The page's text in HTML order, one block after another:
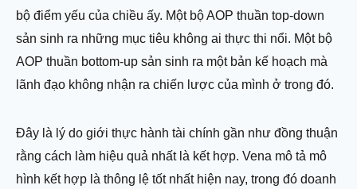
bộ điểm yếu của chiều ấy. Một bộ AOP thuần top-down
sản sinh ra những mục tiêu không ai thực thi nổi. Một bộ
AOP thuần bottom-up sản sinh ra một bản kế hoạch mà
lãnh đạo không nhận ra chiến lược của mình ở trong đó.
Đây là lý do giới thực hành tài chính gần như đồng thuận
rằng cách làm hiệu quả nhất là kết hợp. Vena mô tả mô
hình kết hợp là thông lệ tốt nhất hiện nay, trong đó doanh